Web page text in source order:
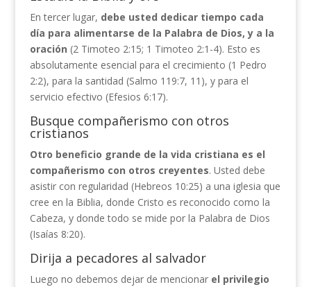
En tercer lugar, debe usted dedicar tiempo cada
día para alimentarse de la Palabra de Dios, y a la
oración (2 Timoteo 2:15; 1 Timoteo 2:1-4). Esto es
absolutamente esencial para el crecimiento (1 Pedro
2:2), para la santidad (Salmo 119:7, 11), y para el
servicio efectivo (Efesios 6:17).
Busque compañerismo con otros
cristianos
Otro beneficio grande de la vida cristiana es el
compañerismo con otros creyentes. Usted debe
asistir con regularidad (Hebreos 10:25) a una iglesia que
cree en la Biblia, donde Cristo es reconocido como la
Cabeza, y donde todo se mide por la Palabra de Dios
(Isaías 8:20).
Dirija a pecadores al salvador
Luego no debemos dejar de mencionar el privilegio